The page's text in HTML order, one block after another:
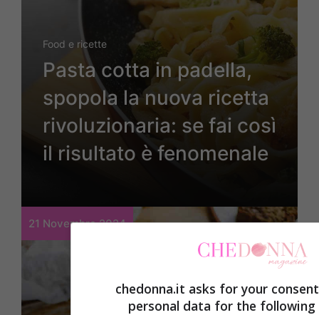
Food e ricette
Pasta cotta in padella,
spopola la nuova ricetta
rivoluzionaria: se fai così
il risultato è fenomenale
21 Novembre 2024
chedonna.it asks for your
personal data for the following